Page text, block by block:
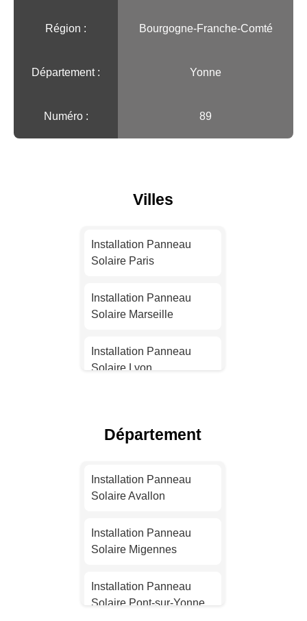
Région :️ Bourgogne-Franche-Comté
Département : Yonne
Numéro : 89
Villes
Installation Panneau
Solaire Paris
Installation Panneau
Solaire Marseille
Installation Panneau
Solaire Lyon
Solaire Nice
Solaire Nantes
Solaire Strasbourg
Département
Installation Panneau
Solaire Avallon
Installation Panneau
Solaire Migennes
Installation Panneau
Solaire Pont-sur-Yonne